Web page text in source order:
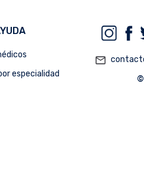
especialidad
mail_outline
©